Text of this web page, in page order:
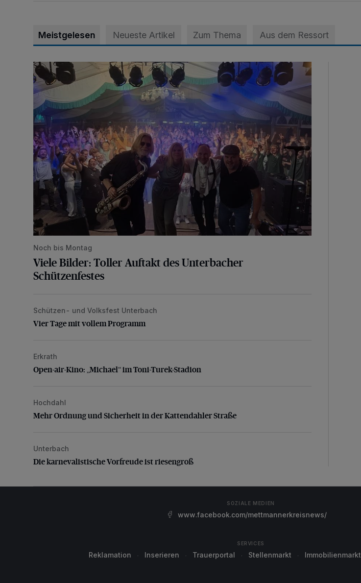
Meistgelesen Neueste Artikel Zum Thema Aus dem Ressort
Viele Bilder: Toller Auftakt des Unterbacher Schützenfestes
Noch bis Montag
Viele Bilder: Toller Auftakt des Unterbacher
Schützenfestes
Vier Tage mit vollem Programm
Schützen- und Volksfest Unterbach
Vier Tage mit vollem Programm
Open-air-Kino: „Michael“ im Toni-Turek-Stadion
Erkrath
Open-air-Kino: „Michael“ im Toni-Turek-Stadion
Mehr Ordnung und Sicherheit in der Kattendahler Straße
Hochdahl
Mehr Ordnung und Sicherheit in der Kattendahler Straße
Die karnevalistische Vorfreude ist riesengroß
Unterbach
Die karnevalistische Vorfreude ist riesengroß
SOZIALE MEDIEN
www.facebook.com/mettmannerkreisnews/
SERVICES
Reklamation Inserieren Trauerportal Stellenmarkt Immobilienmarkt